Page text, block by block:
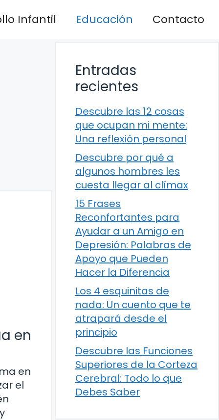
Infantil Educación Contacto
en
en
el
Entradas
recientes
Descubre las 12 cosas
que ocupan mi mente:
Una reflexión personal
Descubre por qué a
algunos hombres les
cuesta llegar al clímax
15 Frases
Reconfortantes para
Ayudar a un Amigo en
Depresión: Palabras de
Apoyo que Pueden
Hacer la Diferencia
Los 4 esquinitas de
nada: Un cuento que te
atrapará desde el
principio
Descubre las Funciones
Superiores de la Corteza
Cerebral: Todo lo que
Debes Saber